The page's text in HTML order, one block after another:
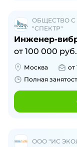
ОБЩЕСТВО С
"СПЕКТР"
Инженер-
от 100 000 руб.
Москва от
Полная
ООО "ИС